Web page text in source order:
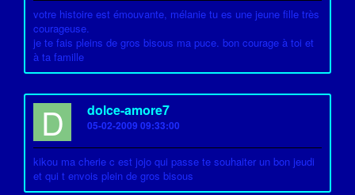
votre histoire est émouvante, mélanie tu es une jeune fille très
courageuse.
je te fais pleins de gros bisous ma puce. bon courage à toi et
à ta famille
D dolce-amore7
05-02-2009 09:33:00
kikou ma cherie c est jojo qui passe te souhaiter un bon jeudi
et qui t envois plein de gros bisous